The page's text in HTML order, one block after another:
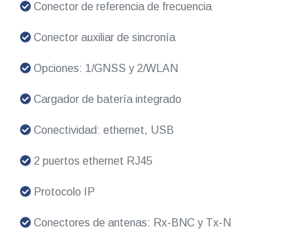
Conector de referencia de frecuencia
Conector auxiliar de sincronía
Opciones: 1/GNSS y 2/WLAN
Cargador de batería integrado
Conectividad: ethernet, USB
2 puertos ethernet RJ45
Protocolo IP
Conectores de antenas: Rx-BNC y Tx-N